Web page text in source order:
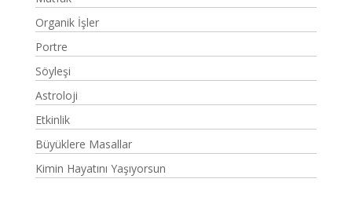
Organik İşler
Portre
Söyleşi
Astroloji
Etkinlik
Büyüklere Masallar
Kimin Hayatını Yaşıyorsun